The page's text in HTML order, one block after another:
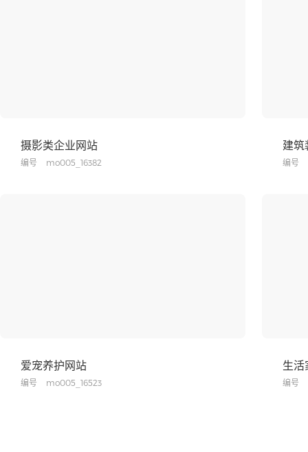
摄影类企业网站
编号 mo005_16382
建筑
编号
爱宠养护网站
编号 mo005_16523
生活
编号